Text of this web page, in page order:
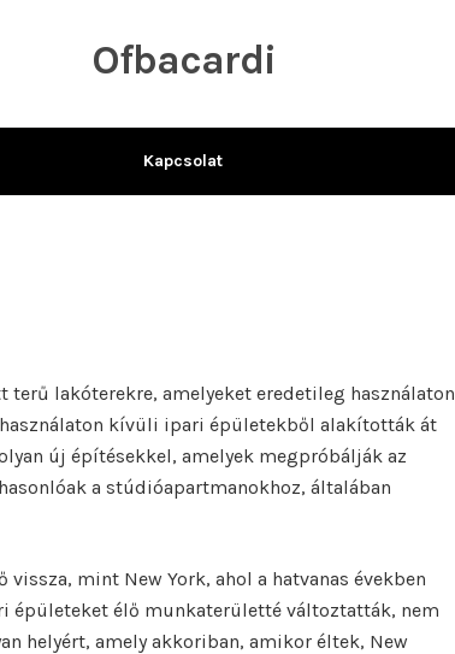
Ofbacardi
Kapcsolat
lakóterekre, amelyeket eredetileg használaton
kívüli ipari épületekből alakították át
új építésekkel, amelyek megpróbálják az
a stúdióapartmanokhoz, általában
mint New York, ahol a hatvanas években
épületeket élő munkaterületté változtatták, nem
helyért, amely akkoriban, amikor éltek, New